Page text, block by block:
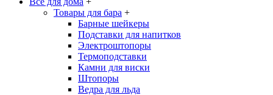
Товары для бара +
Барные шейкеры
Подставки для напитков
Электроштопоры
Термоподставки
Камни для виски
Штопоры
Ведра для льда